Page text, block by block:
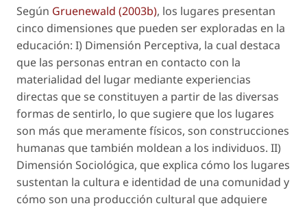
Según Gruenewald (2003b), los lugares presentan
cinco dimensiones que pueden ser exploradas en la
educación: I) Dimensión Perceptiva, la cual destaca
que las personas entran en contacto con la
materialidad del lugar mediante experiencias
directas que se constituyen a partir de las diversas
formas de sentirlo, lo que sugiere que los lugares
son más que meramente físicos, son construcciones
humanas que también moldean a los individuos. II)
Dimensión Sociológica, que explica cómo los lugares
sustentan la cultura e identidad de una comunidad y
cómo son una producción cultural que adquiere